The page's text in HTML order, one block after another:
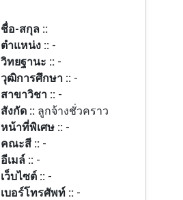
ชื่อ-สกุล ::
ตำแหน่ง :: -
วิทยฐานะ :: -
วุฒิการศึกษา :: -
สาขาวิชา :: -
สังกัด :: ลูกจ้างชั่วคราว
หน้าที่พิเศษ :: -
คณะสี :: -
อีเมล์ :: -
เว็บไซต์ :: -
เบอร์โทรศัพท์ :: -